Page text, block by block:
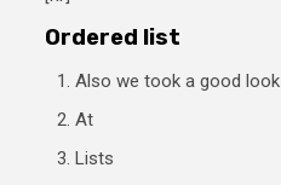
Ordered list
Also we took a good look
At
Lists